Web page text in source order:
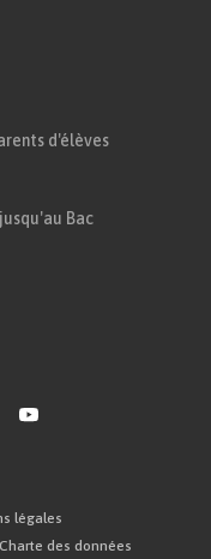
le frais
d’ombre et
»
d'élèves
Bac
légales
Charte des données